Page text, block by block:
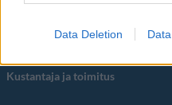
Data Deletion
Twitter
Kustantaja ja toimitus